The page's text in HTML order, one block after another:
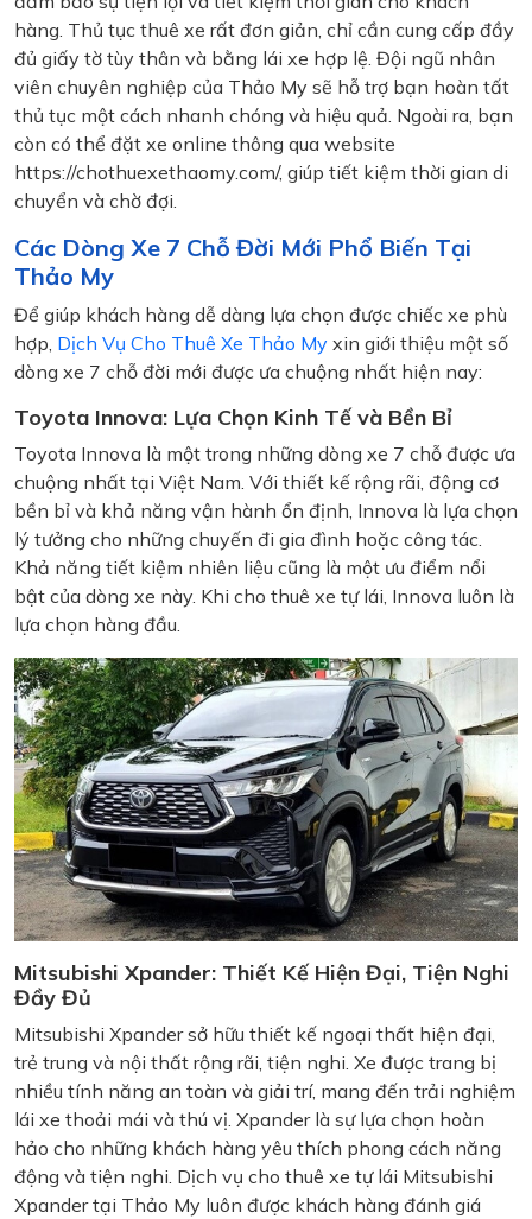
hàng. Thủ tục thuê xe rất đơn giản, chỉ cần cung cấp đầy
đủ giấy tờ tùy thân và bằng lái xe hợp lệ. Đội ngũ nhân
viên chuyên nghiệp của Thảo My sẽ hỗ trợ bạn hoàn tất
thủ tục một cách nhanh chóng và hiệu quả. Ngoài ra, bạn
còn có thể đặt xe online thông qua website
https://chothuexethaomy.com/, giúp tiết kiệm thời gian di
chuyển và chờ đợi.
Các Dòng Xe 7 Chỗ Đời Mới Phổ Biến Tại
Thảo My
Để giúp khách hàng dễ dàng lựa chọn được chiếc xe phù
hợp, Dịch Vụ Cho Thuê Xe Thảo My xin giới thiệu một số
dòng xe 7 chỗ đời mới được ưa chuộng nhất hiện nay:
Toyota Innova: Lựa Chọn Kinh Tế và Bền Bỉ
Toyota Innova là một trong những dòng xe 7 chỗ được ưa
chuộng nhất tại Việt Nam. Với thiết kế rộng rãi, động cơ
bền bỉ và khả năng vận hành ổn định, Innova là lựa chọn
lý tưởng cho những chuyến đi gia đình hoặc công tác.
Khả năng tiết kiệm nhiên liệu cũng là một ưu điểm nổi
bật của dòng xe này. Khi cho thuê xe tự lái, Innova luôn là
lựa chọn hàng đầu.
Mitsubishi Xpander: Thiết Kế Hiện Đại, Tiện Nghi
Đầy Đủ
Mitsubishi Xpander sở hữu thiết kế ngoại thất hiện đại,
trẻ trung và nội thất rộng rãi, tiện nghi. Xe được trang bị
nhiều tính năng an toàn và giải trí, mang đến trải nghiệm
lái xe thoải mái và thú vị. Xpander là sự lựa chọn hoàn
hảo cho những khách hàng yêu thích phong cách năng
động và tiện nghi. Dịch vụ cho thuê xe tự lái Mitsubishi
Xpander tại Thảo My luôn được khách hàng đánh giá